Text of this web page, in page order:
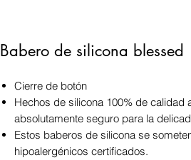
Babero de silicona blessed
Cierre de botón
Hechos de silicona 100% de calidad
absolutamente seguro para la
Estos baberos de silicona se
hipoalergénicos certificados.